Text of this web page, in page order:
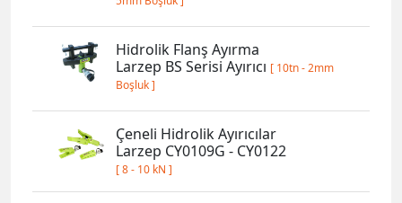
Hidrolik Flanş Ayırma
Larzep BS Serisi Ayırıcı [ 10tn - 2mm
Boşluk ]
Çeneli Hidrolik Ayırıcılar
Larzep CY0109G - CY0122
[ 8 - 10 kN ]